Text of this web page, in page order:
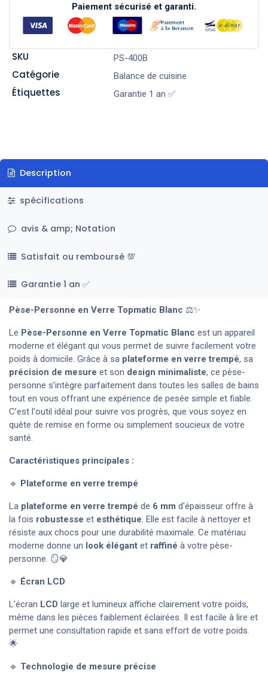
Paiement sécurisé et garanti.
SKU PS-400B
Catégorie Balance de cuisine
Étiquettes Garantie 1 an ✅
Description
spécifications
avis & amp; Notation
Satisfait ou remboursé 💯
Garantie 1 an ✅
Pèse-Personne en Verre Topmatic Blanc ⚖️✨
Le Pèse-Personne en Verre Topmatic Blanc est un appareil
moderne et élégant qui vous permet de suivre facilement votre
poids à domicile. Grâce à sa plateforme en verre trempé, sa
précision de mesure et son design minimaliste, ce pèse-
personne s’intègre parfaitement dans toutes les salles de bains
tout en vous offrant une expérience de pesée simple et fiable.
C’est l'outil idéal pour suivre vos progrès, que vous soyez en
quête de remise en forme ou simplement soucieux de votre
santé.
Caractéristiques principales :
🔹 Plateforme en verre trempé
La plateforme en verre trempé de 6 mm d'épaisseur offre à
la fois robustesse et esthétique. Elle est facile à nettoyer et
résiste aux chocs pour une durabilité maximale. Ce matériau
moderne donne un look élégant et raffiné à votre pèse-
personne. 🪞💎
🔹 Écran LCD
L'écran LCD large et lumineux affiche clairement votre poids,
même dans les pièces faiblement éclairées. Il est facile à lire et
permet une consultation rapide et sans effort de votre poids.
🌟
🔹 Technologie de mesure précise